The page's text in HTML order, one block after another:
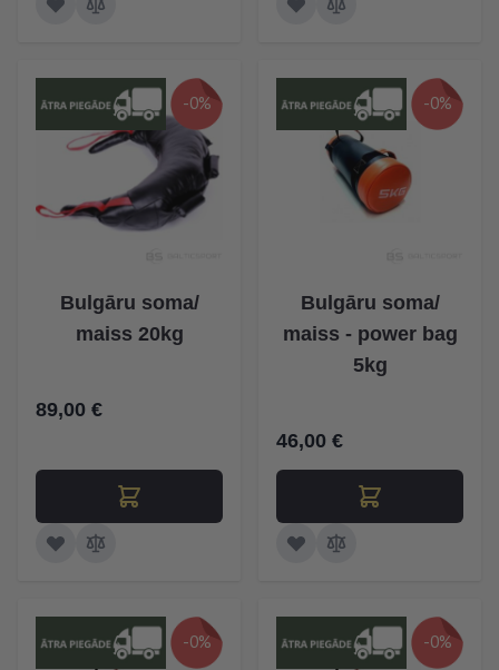
-0%
Bulgāru soma/
maiss 20kg
89,00 €
-0%
Bulgāru soma/
maiss - power bag
5kg
46,00 €
-0% -0%